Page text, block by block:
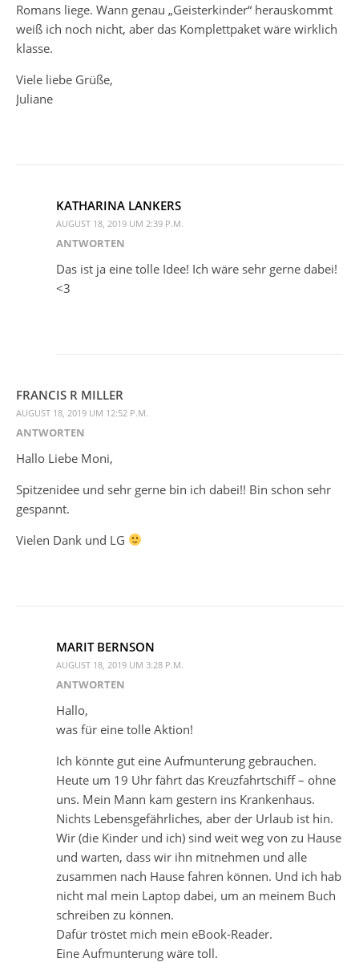
Romans liege. Wann genau „Geisterkinder“ herauskommt
weiß ich noch nicht, aber das Komplettpaket wäre wirklich
klasse.
Viele liebe Grüße,
Juliane
KATHARINA LANKERS
AUGUST 18, 2019 UM 2:39 P.M.
ANTWORTEN
Das ist ja eine tolle Idee! Ich wäre sehr gerne dabei!
<3
FRANCIS R MILLER
AUGUST 18, 2019 UM 12:52 P.M.
ANTWORTEN
Hallo Liebe Moni,
Spitzenidee und sehr gerne bin ich dabei!! Bin schon sehr
gespannt.
Vielen Dank und LG
MARIT BERNSON
AUGUST 18, 2019 UM 3:28 P.M.
ANTWORTEN
Hallo,
was für eine tolle Aktion!
Ich könnte gut eine Aufmunterung gebrauchen.
Heute um 19 Uhr fährt das Kreuzfahrtschiff – ohne
uns. Mein Mann kam gestern ins Krankenhaus.
Nichts Lebensgefährliches, aber der Urlaub ist hin.
Wir (die Kinder und ich) sind weit weg von zu Hause
und warten, dass wir ihn mitnehmen und alle
zusammen nach Hause fahren können. Und ich hab
nicht mal mein Laptop dabei, um an meinem Buch
schreiben zu können.
Dafür tröstet mich mein eBook-Reader.
Eine Aufmunterung wäre toll.